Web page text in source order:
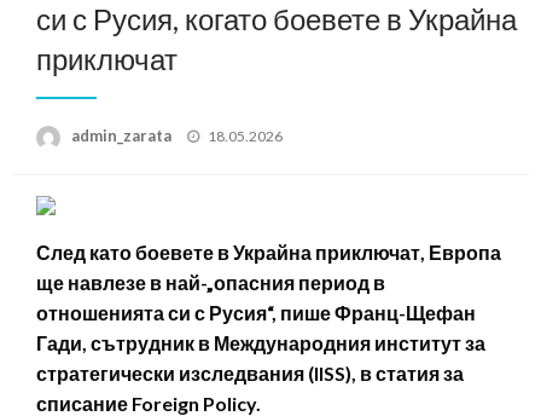
си с Русия, когато боевете в Украйна
приключат
admin_zarata
Posted
18.05.2026
След като боевете в Украйна приключат, Европа
ще навлезе в най-„опасния период в
отношенията си с Русия“, пише Франц-Щефан
Гади, сътрудник в Международния институт за
стратегически изследвания (IISS), в статия за
списание Foreign Policy.